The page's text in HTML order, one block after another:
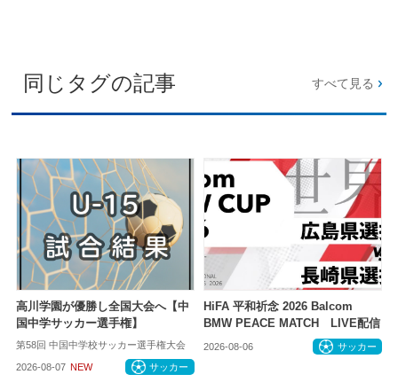
同じタグの記事 すべて見る
高川学園が優勝し全国大会へ【中
国中学サッカー選手権】
第58回 中国中学校サッカー選手権大会
2026-08-07 NEW サッカー
HiFA 平和祈念 2026 Balcom
BMW PEACE MATCH LIVE配信
2026-08-06 サッカー